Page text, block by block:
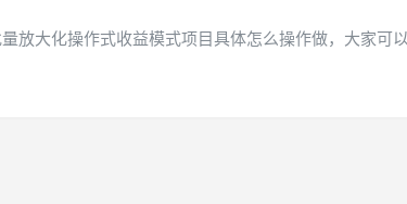
放大化操作式收益模式项目具体怎么操作做，大家可